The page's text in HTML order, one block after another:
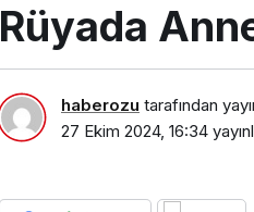
Rüyada
haberozu tarafından
27 Ekim 2024, 16:34